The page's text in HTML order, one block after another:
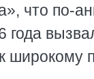
что по-
года
широкому